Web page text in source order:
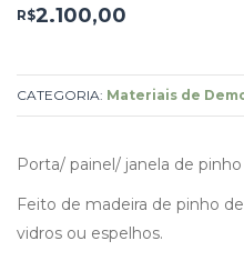
R$2.100,00
CATEGORIA: Materiais de
Porta/ painel/ janela de
Feito de madeira de pinho
vidros ou espelhos.